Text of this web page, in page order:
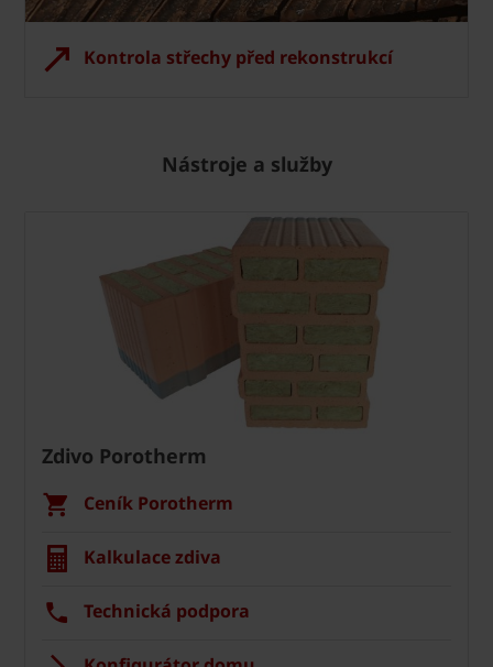
Kontrola střechy před rekonstrukcí
Nástroje a služby
Zdivo Porotherm
Ceník Porotherm
Kalkulace zdiva
Technická podpora